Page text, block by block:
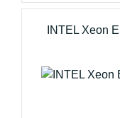
INTEL Xeon